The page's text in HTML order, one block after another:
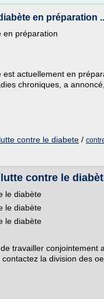
en préparation
en préparation
actuellement en
chroniques, a
lutte contre le diabete /
contre le
le diabète
le diabète
le diabète
travailler conjointement
la division des